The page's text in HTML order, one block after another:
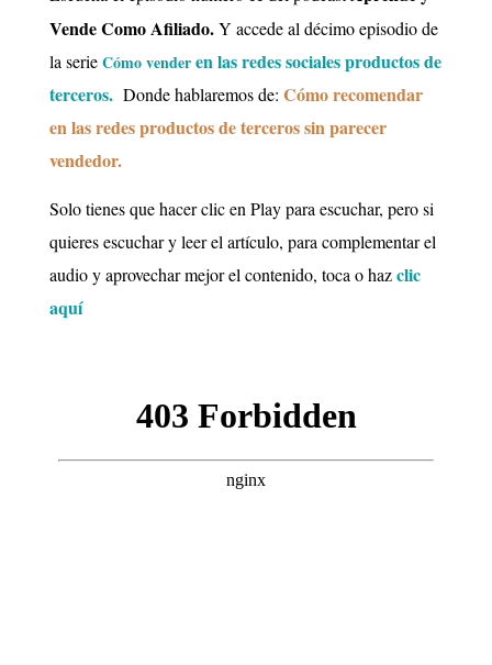
Vende Como Afiliado.Y accede al décimo episodio de
la serie Cómo venderen las redes sociales productos de
terceros. Dondehablaremos de: Cómo recomendar
en las redes productos de terceros sin parecer
vendedor.
Solo tienes que hacer clic en Play para escuchar, pero si
quieres escuchar y leer el artículo, para complementar el
audio y aprovechar mejor el contenido, toca o haz clic
aquí